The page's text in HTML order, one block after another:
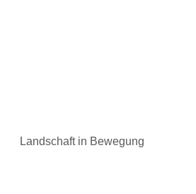
Landschaft in Bewegung